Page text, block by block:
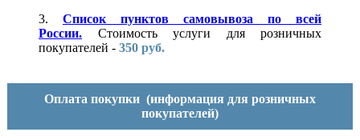
3. Список пунктов самовывоза по всей
России.
Стоимость услуги для розничных
покупателей - 350 руб.
Оплата покупки (информация для розничных
покупателей)